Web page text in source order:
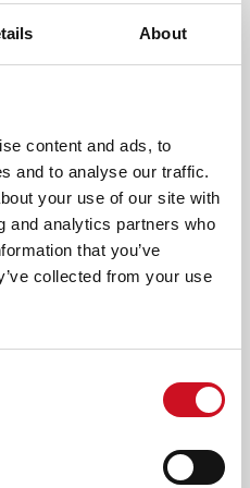
About
content and ads, to
and to analyse our traffic.
your use of our site with
and analytics partners who
that you’ve
collected from your use
DELEN